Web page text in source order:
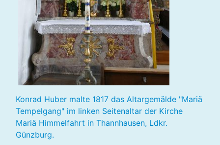
Konrad Huber malte 1817 das Altargemälde "Mariä
Tempelgang" im linken Seitenaltar der Kirche
Mariä Himmelfahrt in Thannhausen, Ldkr.
Günzburg.